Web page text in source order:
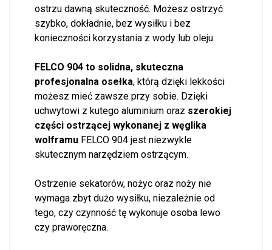
ostrzu dawną skuteczność. Możesz ostrzyć
szybko, dokładnie, bez wysiłku i bez
konieczności korzystania z wody lub oleju.
FELCO 904 to solidna, skuteczna
profesjonalna osełka, którą dzięki lekkości
możesz mieć zawsze przy sobie. Dzięki
uchwytowi z kutego aluminium oraz szerokiej
części ostrzącej wykonanej z węglika
wolframu FELCO 904 jest niezwykle
skutecznym narzędziem ostrzącym.
Ostrzenie sekatorów, nożyc oraz noży nie
wymaga zbyt dużo wysiłku, niezależnie od
tego, czy czynność tę wykonuje osoba lewo
czy praworęczna.